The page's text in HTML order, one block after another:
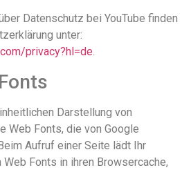
Datenschutz bei YouTube finden
unter:
privacy?hl=de.
Darstellung von
Web Fonts, die von Google
Aufruf einer Seite lädt Ihr
Fonts in ihren Browsercache,